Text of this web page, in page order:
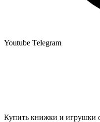
Youtube Telegram
Купить книжки и